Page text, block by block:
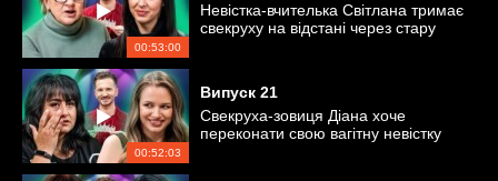
00:53:00
Невістка-вчителька Світлана тримає
свекруху на відстані через стару
00:52:03
Випуск 21
Свекруха-зовиця Діана хоче
переконати свою вагітну невістку